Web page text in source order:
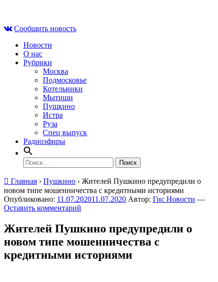
contentСообщить новость
Новости
О нас
Рубрики
Москва
Подмосковье
Котельники
Мытищи
Пушкино
Истра
Руза
Спец выпуск
Радиоэфиры
Найти:
Главная › Пушкино › Жителей Пушкино предупредили о
новом типе мошенничества с кредитными историями
Опубликовано: 11.07.202011.07.2020 Автор: Гис Новости —
Оставить комментарий
Жителей Пушкино предупредили о
новом типе мошенничества с
кредитными историями